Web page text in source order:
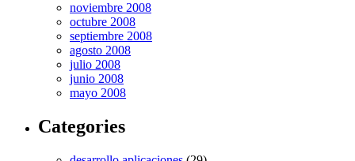
noviembre 2008
octubre 2008
septiembre 2008
agosto 2008
julio 2008
junio 2008
mayo 2008
Categories